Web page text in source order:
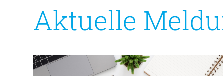
Aktuelle